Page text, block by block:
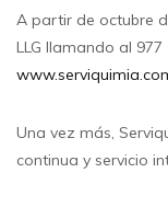
A partir de octubre
LLG llamando al
Una vez más,
continua y servicio